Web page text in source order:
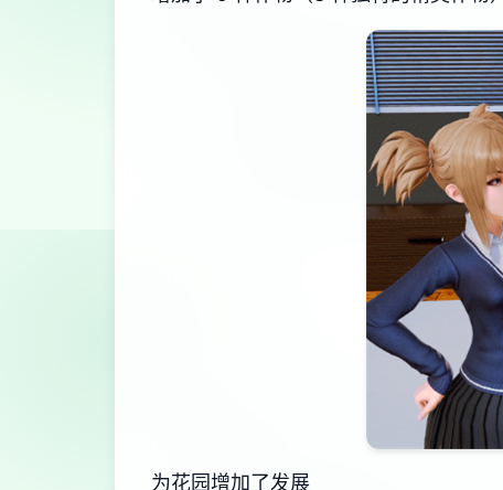
为花园增加了发展